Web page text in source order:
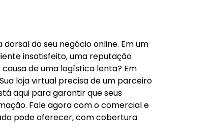
do seu negócio online. Em um
insatisfeito, uma reputação
de uma logística lenta? Em
loja virtual precisa de um parceiro
aqui para garantir que seus
Fale agora com o comercial e
pode oferecer, com cobertura